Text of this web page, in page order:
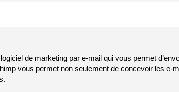
de marketing par e-mail qui vous permet
vous permet non seulement de concevoir les e-